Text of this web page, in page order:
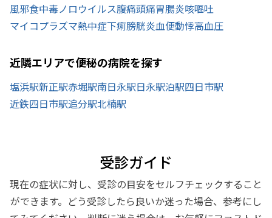
風邪食中毒ノロウイルス腹痛頭痛胃腸炎咳嘔吐
マイコプラズマ熱中症下痢膀胱炎血便動悸高血圧
近隣エリアで便秘の病院を探す
塩浜駅新正駅赤堀駅南日永駅日永駅泊駅四日市駅
近鉄四日市駅追分駅北楠駅
受診ガイド
現在の症状に対し、受診の目安をセルフチェックすること
ができます。どう受診したら良いか迷った場合、参考にし